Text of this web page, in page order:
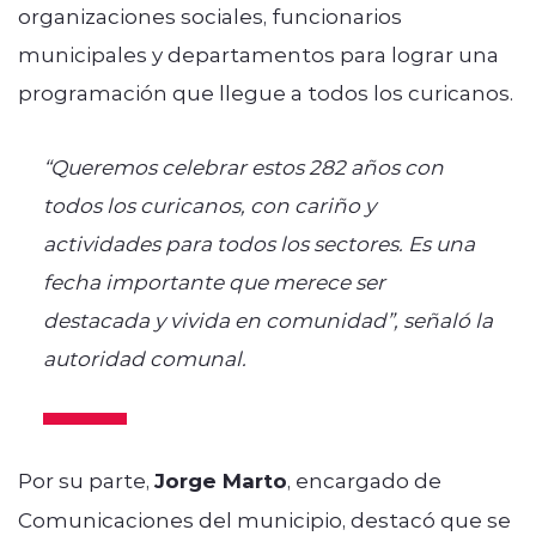
organizaciones sociales, funcionarios
municipales y departamentos para lograr una
programación que llegue a todos los curicanos.
“Queremos celebrar estos 282 años con
todos los curicanos, con cariño y
actividades para todos los sectores. Es una
fecha importante que merece ser
destacada y vivida en comunidad”, señaló la
autoridad comunal.
Por su parte, Jorge Marto, encargado de
Comunicaciones del municipio, destacó que se